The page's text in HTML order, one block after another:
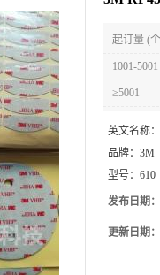
起订量 (
1001-5001
≥5001
英文名称：
品牌： 3M
型号： 610
发布日期：
更新日期：